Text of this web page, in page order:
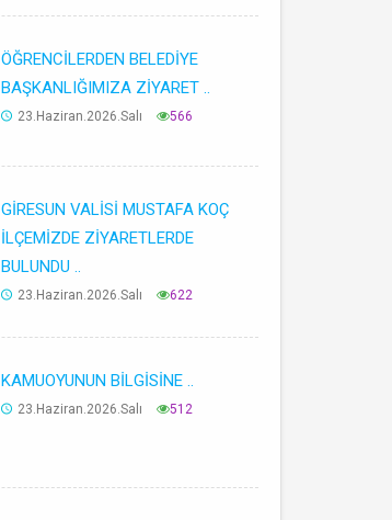
ÖĞRENCİLERDEN BELEDİYE
BAŞKANLIĞIMIZA ZİYARET ..
23.Haziran.2026.Salı 566
GİRESUN VALİSİ MUSTAFA KOÇ
İLÇEMİZDE ZİYARETLERDE
BULUNDU ..
23.Haziran.2026.Salı 622
KAMUOYUNUN BİLGİSİNE ..
23.Haziran.2026.Salı 512